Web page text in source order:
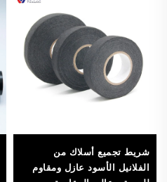
شريط تجميع أسلاك من
الفلانيل الأسود عازل ومقاوم